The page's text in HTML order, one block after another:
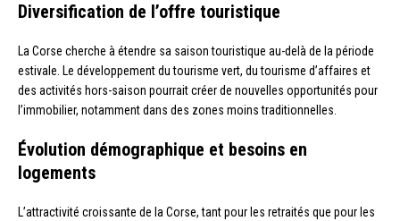
Diversification de l’offre touristique
La Corse cherche à étendre sa saison touristique au-delà de la période
estivale. Le développement du tourisme vert, du tourisme d’affaires et
des activités hors-saison pourrait créer de nouvelles opportunités pour
l’immobilier, notamment dans des zones moins traditionnelles.
Évolution démographique et besoins en
logements
L’attractivité croissante de la Corse, tant pour les retraités que pour les